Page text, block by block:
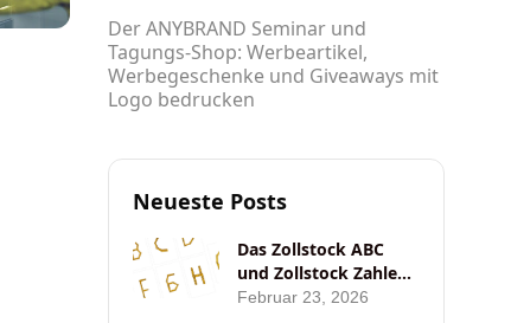
Der ANYBRAND Seminar und
Tagungs-Shop: Werbeartikel,
Werbegeschenke und Giveaways mit
Logo bedrucken
Neueste Posts
Das Zollstock ABC
und Zollstock Zahlen
für den Unterricht
Februar 23, 2026